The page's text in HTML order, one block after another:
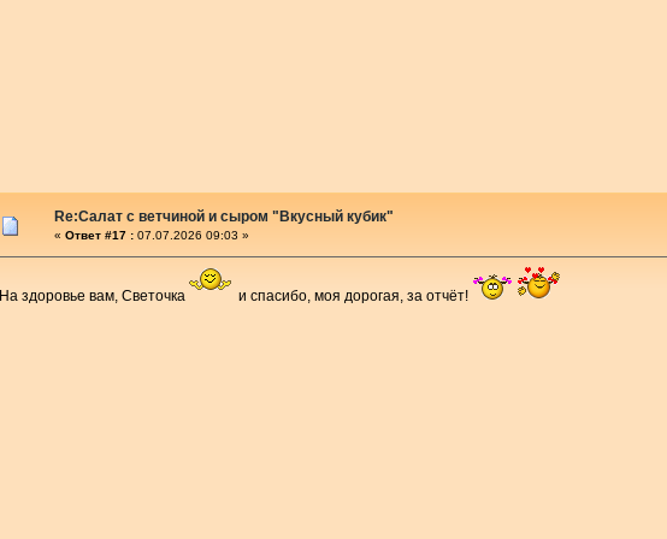
Re:Салат с ветчиной и сыром "Вкусный кубик"
« Ответ #17 : 07.07.2026 09:03 »
На здоровье вам, Светочка и спасибо, моя дорогая, за отчёт!